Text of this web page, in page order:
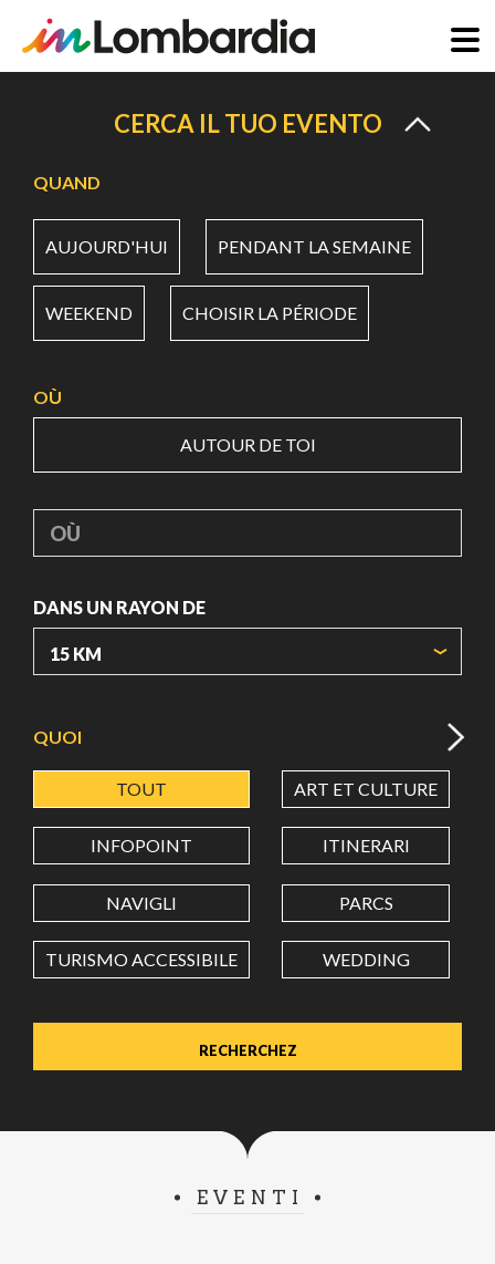
principal
CERCA IL TUO EVENTO
QUAND
AUJOURD'HUI PENDANT LA SEMAINE
WEEKEND CHOISIR LA PÉRIODE
OÙ
AUTOUR DE TOI
OÙ
DANS UN RAYON DE
LATITUDE
LONGITUDE
Value in decimal degrees. Use dot (.) as decimal separator.
QUOI
TOUT ART ET CULTURE
INFOPOINT ITINERARI
NAVIGLI PARCS
TURISMO ACCESSIBILE WEDDING
EVENTI